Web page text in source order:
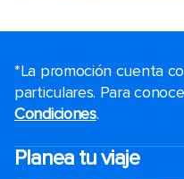
*La promoción cuenta
particulares. Para
Condiciones.
Planea tu viaje